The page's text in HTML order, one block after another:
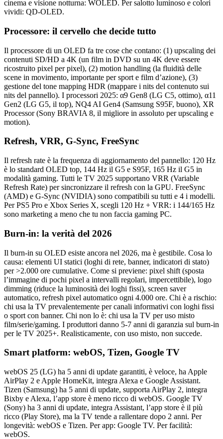
cinema e visione notturna: WOLED. Per salotto luminoso e colori
vividi: QD-OLED.
Processore: il cervello che decide tutto
Il processore di un OLED fa tre cose che contano: (1) upscaling dei
contenuti SD/HD a 4K (un film in DVD su un 4K deve essere
ricostruito pixel per pixel), (2) motion handling (la fluidità delle
scene in movimento, importante per sport e film d’azione), (3)
gestione del tone mapping HDR (mappare i nits del contenuto sui
nits del pannello). I processori 2025: α9 Gen8 (LG C5, ottimo), α11
Gen2 (LG G5, il top), NQ4 AI Gen4 (Samsung S95F, buono), XR
Processor (Sony BRAVIA 8, il migliore in assoluto per upscaling e
motion).
Refresh, VRR, G-Sync, FreeSync
Il refresh rate è la frequenza di aggiornamento del pannello: 120 Hz
è lo standard OLED top, 144 Hz il G5 e S95F, 165 Hz il G5 in
modalità gaming. Tutti le TV 2025 supportano VRR (Variable
Refresh Rate) per sincronizzare il refresh con la GPU. FreeSync
(AMD) e G-Sync (NVIDIA) sono compatibili su tutti e 4 i modelli.
Per PS5 Pro e Xbox Series X, scegli 120 Hz + VRR: i 144/165 Hz
sono marketing a meno che tu non faccia gaming PC.
Burn-in: la verità del 2026
Il burn-in su OLED esiste ancora nel 2026, ma è gestibile. Cosa lo
causa: elementi UI statici (loghi di rete, banner, indicatori di stato)
per >2.000 ore cumulative. Come si previene: pixel shift (sposta
l’immagine di pochi pixel a intervalli regolari, impercettibile), logo
dimming (riduce la luminosità dei loghi fissi), screen saver
automatico, refresh pixel automatico ogni 4.000 ore. Chi è a rischio:
chi usa la TV prevalentemente per canali informativi con loghi fissi
o sport con banner. Chi non lo è: chi usa la TV per uso misto
film/serie/gaming. I produttori danno 5-7 anni di garanzia sul burn-in
per le TV 2025+. Realisticamente, con uso misto, non succede.
Smart platform: webOS, Tizen, Google TV
webOS 25 (LG) ha 5 anni di update garantiti, è veloce, ha Apple
AirPlay 2 e Apple HomeKit, integra Alexa e Google Assistant.
Tizen (Samsung) ha 5 anni di update, supporta AirPlay 2, integra
Bixby e Alexa, l’app store è meno ricco di webOS. Google TV
(Sony) ha 3 anni di update, integra Assistant, l’app store è il più
ricco (Play Store), ma la TV tende a rallentare dopo 2 anni. Per
longevità: webOS e Tizen. Per app: Google TV. Per facilità:
webOS.